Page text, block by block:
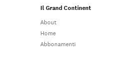
Il Grand Continent
About
Home
Abbonamenti